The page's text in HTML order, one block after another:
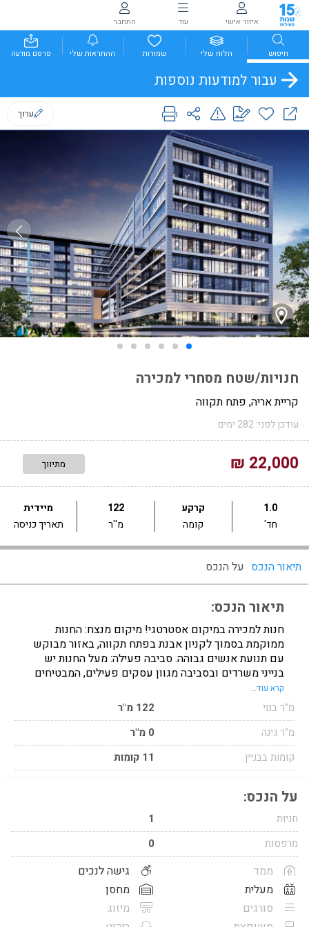
איזור אישי עוד התחבר
חיפוש הלוח שלי שמורות ההתראות שלי פרסם מודעה
עבור למודעות נוספות
ערוך
חנויות/שטח מסחרי למכירה
קריית אריה, פתח תקווה
עודכן לפני: 282 ימים
22,000 ₪ מתיווך
1.0
חד'
קרקע
קומה
122
מ''ר
מיידית
תאריך כניסה
תיאור הנכס על הנכס
תיאור הנכס:
חנות למכירה במיקום אסטרטגי! מיקום מנצח: החנות
ממוקמת בסמוך לקניון אבנת בפתח תקווה, באזור מבוקש
עם תנועת אנשים גבוהה. סביבה פעילה: מעל החנות יש
בנייני משרדים ובסביבה מגוון עסקים פעילים, המבטיחים
מ"ר מצב: רמת מעטפת – להתאמה אישית לפי הצרכים שלך
חניה: חניה תת-קרקעית פרטית אחת מחיר למ"ר:22.000 ₪
בלבד! זוהי הזדמנות נדירה להקים את העסק שלך במיקום
מרכזי ואטרקטיבי. לפרטים נוספים ותיאום סיור, פנו עכשיו!
קרא עוד...
מ"ר בנוי
122 מ"ר
מ"ר גינה
0 מ"ר
קומות בבניין
11 קומות
על הנכס:
חניות
1
מרפסות
0
ממד
מעלית
סורגים
גישה לנכים
מחסן
מיזוג